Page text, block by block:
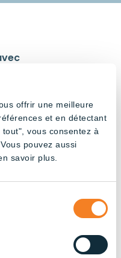
offrir une meilleure
et en détectant
vous consentez à
pouvez aussi
savoir plus.